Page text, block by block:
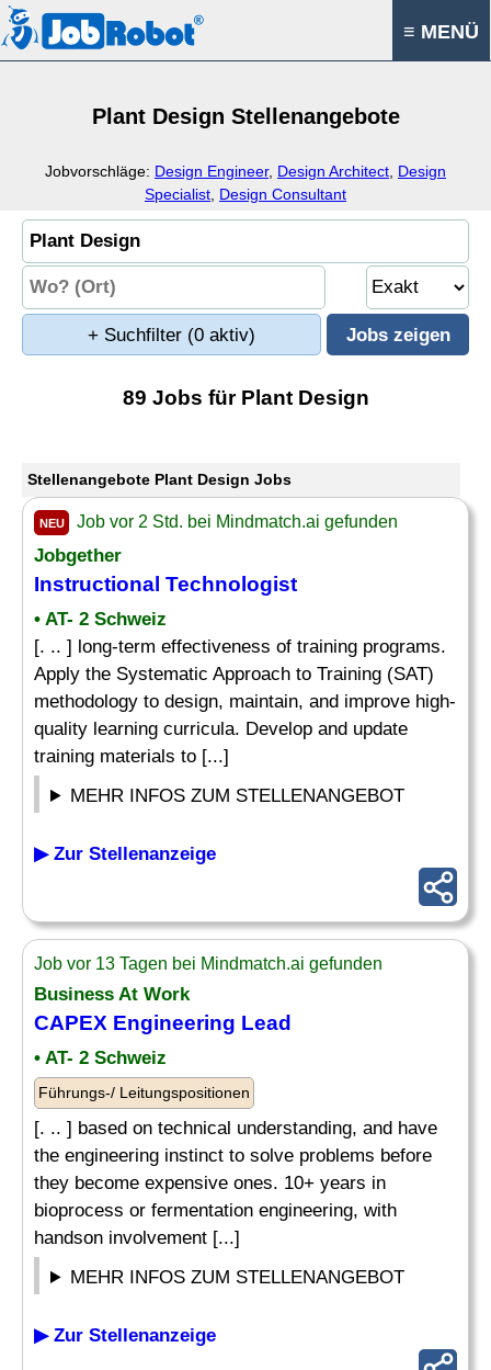
≡ MENÜ
Plant Design Stellenangebote
Jobvorschläge: Design Engineer, Design Architect Design
Specialist Design Consultant
+ Suchfilter (0 aktiv)
89 Jobs für Plant Design
Stellenangebote Plant Design Jobs
NEU Job vor 2 Std. bei Mindmatch.ai gefunden
Jobgether
Instructional Technologist
• AT- 2 Schweiz
[. .. ] long-term effectiveness of training programs.
Apply the Systematic Approach to Training (SAT)
methodology to design, maintain, and improve high-
quality learning curricula. Develop and update
training materials to [...]
MEHR INFOS ZUM STELLENANGEBOT
▶ Zur Stellenanzeige
Job vor 13 Tagen bei Mindmatch.ai gefunden
Business At Work
CAPEX Engineering Lead
• AT- 2 Schweiz
Führungs-/ Leitungspositionen
[. .. ] based on technical understanding, and have
the engineering instinct to solve problems before
they become expensive ones. 10+ years in
bioprocess or fermentation engineering, with
handson involvement [...]
MEHR INFOS ZUM STELLENANGEBOT
▶ Zur Stellenanzeige